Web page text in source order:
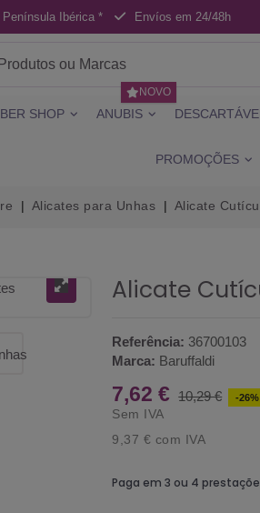
Ibérica * Envíos em 24/48h
SHOP ANUBIS
NOVO
PROMOÇÕES
Alicates para Unhas Alicate
Alicate
Referência: 36700103
Marca: Baruffaldi
7,62 € 10,29 € -26%
Sem IVA
9,37 € com IVA